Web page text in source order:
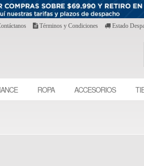
Términos y Condiciones Estado
ROPA ACCESORIOS